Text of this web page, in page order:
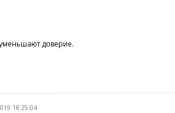
доверие.
18:25:04